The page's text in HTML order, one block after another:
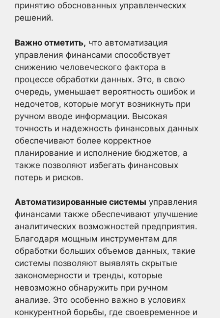
принятию обоснованных управленческих
решений.
Важно отметить, что автоматизация
управления финансами способствует
снижению человеческого фактора в
процессе обработки данных. Это, в свою
очередь, уменьшает вероятность ошибок и
недочетов, которые могут возникнуть при
ручном вводе информации. Высокая
точность и надежность финансовых данных
обеспечивают более корректное
планирование и исполнение бюджетов, а
также позволяют избегать финансовых
потерь и рисков.
Автоматизированные системы управления
финансами также обеспечивают улучшение
аналитических возможностей предприятия.
Благодаря мощным инструментам для
обработки больших объемов данных, такие
системы позволяют выявлять скрытые
закономерности и тренды, которые
невозможно обнаружить при ручном
анализе. Это особенно важно в условиях
конкурентной борьбы, где своевременное и